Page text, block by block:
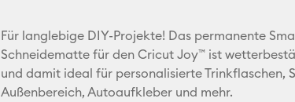
Für langlebige DIY-Projekte! Das permanente
Schneidematte für den Cricut Joy™ ist
und damit ideal für personalisierte Trinkflaschen,
Außenbereich, Autoaufkleber und mehr.